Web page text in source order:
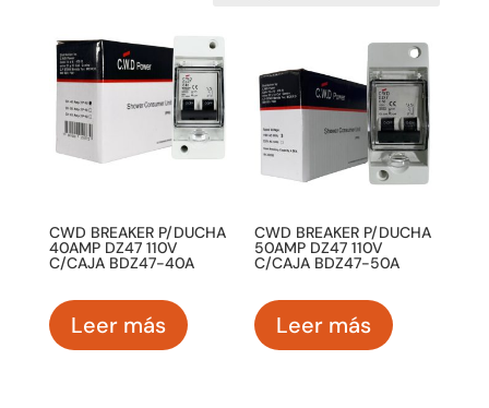
CWD BREAKER P/DUCHA
40AMP DZ47 110V
C/CAJA BDZ47-40A
Leer más
CWD BREAKER P/DUCHA
50AMP DZ47 110V
C/CAJA BDZ47-50A
Leer más